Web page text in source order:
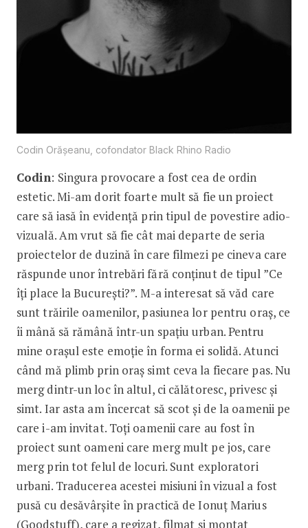
Codin Orășeanu, cofondator Black Rhino Radio
Codin: Singura provocare a fost cea de ordin
estetic. Mi-am dorit foarte mult să fie un proiect
care să iasă în evidență prin tipul de povestire adio-
vizuală. Am vrut să fie cât mai departe de seria
proiectelor de duzină în care filmezi pe cineva care
răspunde unor întrebări fără conținut de tipul ”Ce
îți place la București?”. M-a interesat să văd care
sunt trăirile oamenilor, pasiunea lor pentru oraș, ce
îi mână să rămână într-un spațiu urban. Pentru
mine orașul este emoție în forma ei solidă. Atunci
când mă plimb prin oraș simt ceva la fiecare pas. Nu
merg dintr-un loc în altul, ci călătoresc, privesc și
simt. Iar asta am încercat să scot și de la oamenii pe
care i-am invitat. Toți oamenii care au fost în
proiect sunt oameni care merg mult pe jos, care
merg prin tot felul de locuri. Sunt exploratori
urbani. Traducerea acestei misiuni în vizual a fost
pusă cu desăvârșite în practică de Ionuț Marius
(Goodstuff), care a regizat, filmat și montat